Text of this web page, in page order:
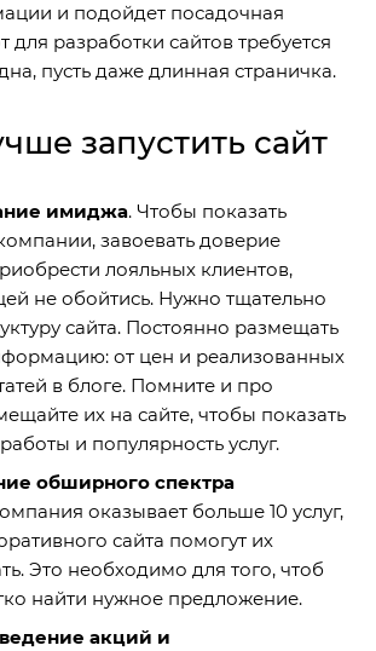
и подойдет посадочная
для разработки сайтов требуется
пусть даже длинная страничка.
запустить сайт
имиджа. Чтобы показать
завоевать доверие
лояльных клиентов,
не обойтись. Нужно тщательно
сайта. Постоянно размещать
от цен и реализованных
в блоге. Помните и про
их на сайте, чтобы показать
и популярность услуг.
обширного спектра
оказывает больше 10 услуг,
сайта помогут их
Это необходимо для того, чтоб
найти нужное предложение.
акций и